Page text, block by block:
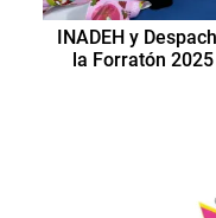
INADEH y
la Forratón